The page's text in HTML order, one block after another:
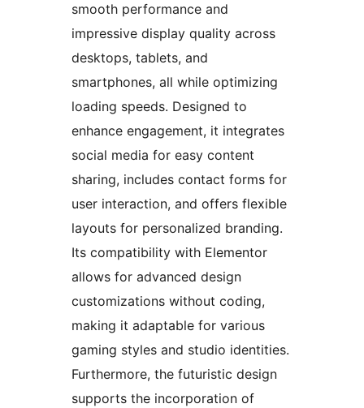
smooth performance and
impressive display quality across
desktops, tablets, and
smartphones, all while optimizing
loading speeds. Designed to
enhance engagement, it integrates
social media for easy content
sharing, includes contact forms for
user interaction, and offers flexible
layouts for personalized branding.
Its compatibility with Elementor
allows for advanced design
customizations without coding,
making it adaptable for various
gaming styles and studio identities.
Furthermore, the futuristic design
supports the incorporation of